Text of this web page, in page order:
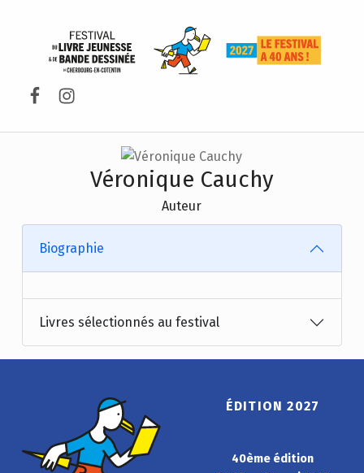
Facebook
Instagram
Véronique Cauchy
Auteur
Biographie
Livres sélectionnés au festival
ÉDITION 2027
40ème édition